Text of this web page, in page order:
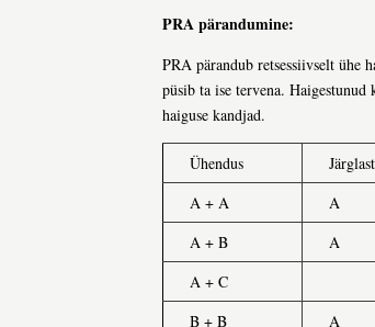
PRA pärandumine:
PRA pärandub retsessiivselt ühe
püsib ta ise tervena. Haigestunud
haiguse kandjad.
Ühendus
A + A
A
A + B
A
A + C
B + B
A